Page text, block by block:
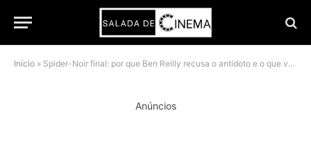
Início » Spider-Noir final: por que Ben Reilly recusa o antídoto e o que vem depois
Anúncios